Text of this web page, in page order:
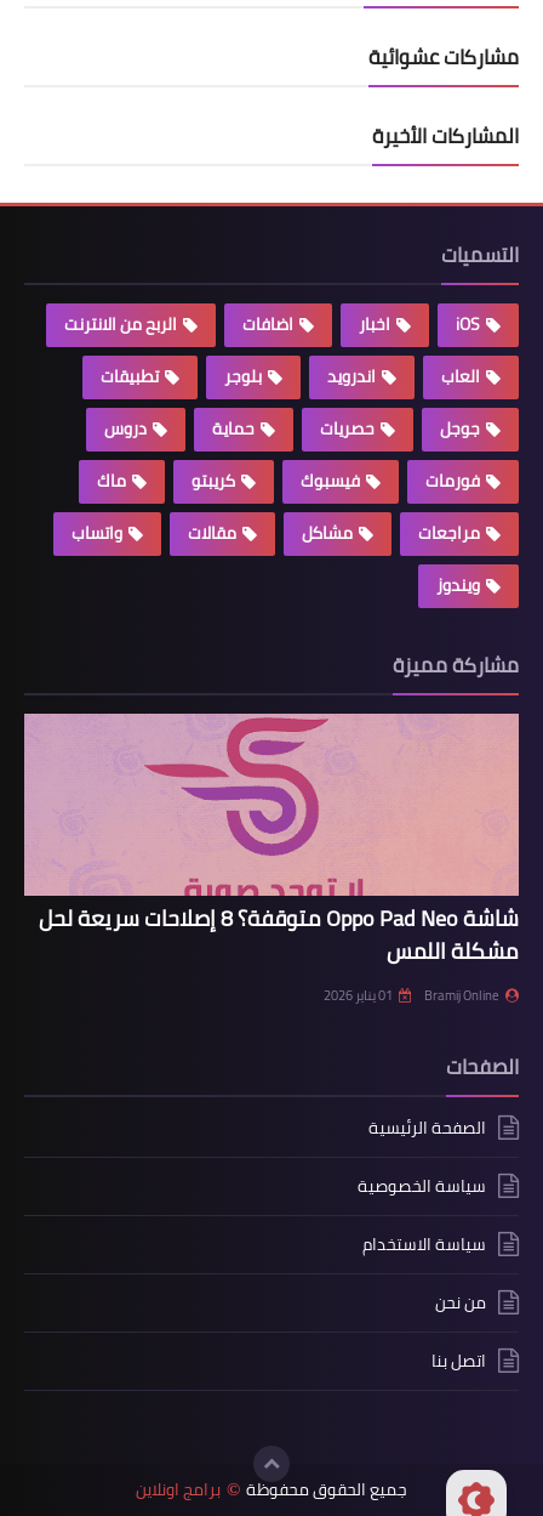
مشاركات عشوائية
المشاركات الأخيرة
التسميات
iOS اخبار اضافات
الربح من الانترنت
العاب
اندرويد بلوجر
تطبيقات
جوجل
حصريات حماية
دروس
فورمات
فيسبوك كريبتو
ماك
مراجعات
مشاكل مقالات
واتساب
ويندوز
مشاركة مميزة
شاشة Oppo Pad Neo متوقفة؟ 8 إصلاحات سريعة لحل
مشكلة اللمس
Bramij Online 01 يناير 2026
الصفحات
الصفحة الرئيسية
سياسة الخصوصية
سياسة الاستخدام
من نحن
اتصل بنا
جميع الحقوق محفوظة © برامج اونلاين